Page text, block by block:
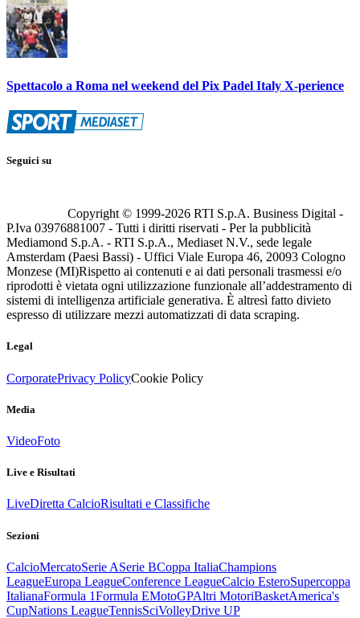
Spettacolo a Roma nel weekend del Pix Padel Italy X-perience
Seguici su
Copyright © 1999-2026 RTI S.p.A. Business Digital -
P.Iva 03976881007 - Tutti i diritti riservati - Per la pubblicità
Mediamond S.p.A. - RTI S.p.A., Mediaset N.V., sede legale
Amsterdam (Paesi Bassi) - Uffici Viale Europa 46, 20093 Cologno
Monzese (MI)Rispetto ai contenuti e ai dati personali trasmessi e/o
riprodotti è vietata ogni utilizzazione funzionale all’addestramento di
sistemi di intelligenza artificiale generativa. È altresì fatto divieto
espresso di utilizzare mezzi automatizzati di data scraping.
Legal
CorporatePrivacy PolicyCookie Policy
Media
VideoFoto
Live e Risultati
LiveDiretta CalcioRisultati e Classifiche
Sezioni
CalcioMercatoSerie ASerie BCoppa ItaliaChampions
LeagueEuropa LeagueConference LeagueCalcio EsteroSupercoppa
ItalianaFormula 1Formula EMotoGPAltri MotoriBasketAmerica's
CupNations LeagueTennisSciVolleyDrive UP